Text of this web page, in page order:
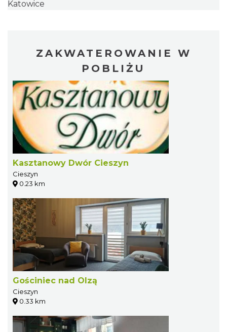
Katowice
ZAKWATEROWANIE W
POBLIŻU
Kasztanowy Dwór Cieszyn
Cieszyn
0.23 km
Gościniec nad Olzą
Cieszyn
0.33 km